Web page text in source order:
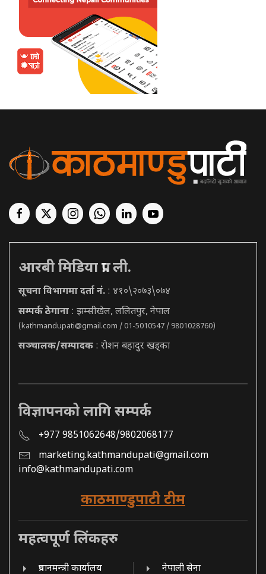
आरबी मिडिया प्रा. ली.
सूचना विभागमा दर्ता नं. : ४१०\२०७३\०७४
सम्पर्क ठेगाना : झम्सीखेल, ललितपुर, नेपाल
(kathmandupati@gmail.com / 01-5010547 / 9801028760)
सञ्चालक/सम्पादक : रोशन बहादुर खड्का
विज्ञापनको लागि सम्पर्क
+977 9851062648/9802068177
marketing.kathmandupati@gmail.com
info@kathmandupati.com
काठमाण्डुपाटी टीम
महत्वपूर्ण लिंकहरु
प्रधानमन्त्री कार्यालय नेपाली सेना